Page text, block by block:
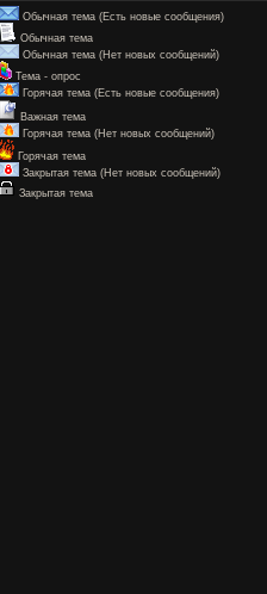
Обычная тема (Есть новые сообщения)
Обычная тема
Обычная тема (Нет новых сообщений)
Тема - опрос
Горячая тема (Есть новые сообщения)
Важная тема
Горячая тема (Нет новых сообщений)
Горячая тема
Закрытая тема (Нет новых сообщений)
Закрытая тема